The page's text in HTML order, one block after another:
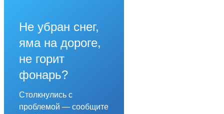
Не убран снег,
яма на дороге,
не горит
фонарь?
Столкнулись с
проблемой — сообщите